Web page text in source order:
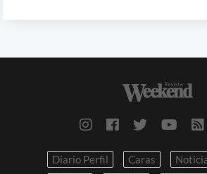
Diario Perfil Caras